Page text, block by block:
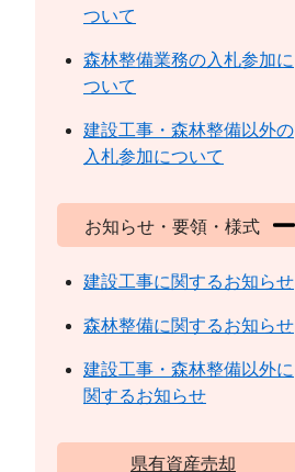
ついて
森林整備業務の入札参加に
ついて
建設工事・森林整備以外の
入札参加について
お知らせ・要領・様式
建設工事に関するお知らせ
森林整備に関するお知らせ
建設工事・森林整備以外に
関するお知らせ
県有資産売却